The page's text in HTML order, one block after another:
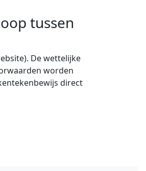
tussen
De wettelijke
worden
direct